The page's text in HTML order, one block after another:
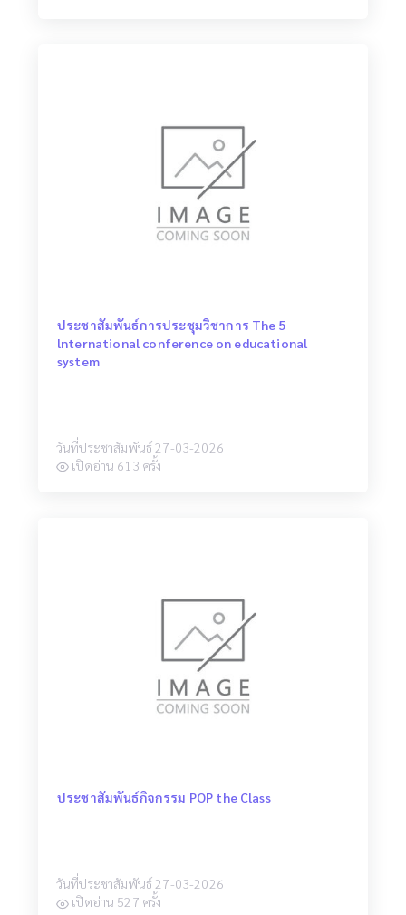
ประชาสัมพันธ์การประชุมวิชาการ The 5
lnternational conference on educational
system
วันที่ประชาสัมพันธ์ 27-03-2026
เปิดอ่าน 613 ครั้ง
ประชาสัมพันธ์กิจกรรม POP the Class
วันที่ประชาสัมพันธ์ 27-03-2026
เปิดอ่าน 527 ครั้ง